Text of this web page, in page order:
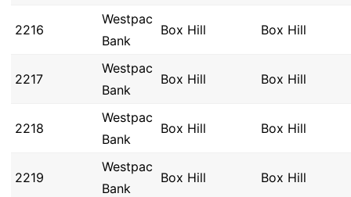
2216
Westpac
Bank
Box Hill Box Hill
2217
Westpac
Bank
Box Hill Box Hill
2218
Westpac
Bank
Box Hill Box Hill
2219
Westpac
Bank
Box Hill Box Hill